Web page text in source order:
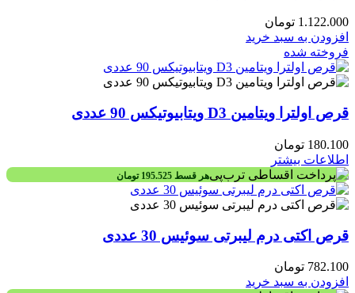
1.122.000 تومان
افزودن به سبد خرید
فروخته شده
قرص اولترا ویتامین D3 ویتابیوتیکس 90 عددی
180.100 تومان
اطلاعات بیشتر
هر قسط 195.525 تومان
قرص اکتی درم لیبرتی سوئیس 30 عددی
782.100 تومان
افزودن به سبد خرید